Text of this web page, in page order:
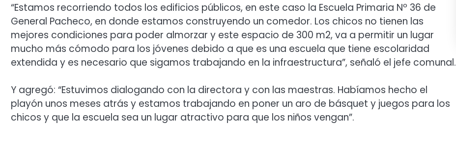
“Estamos recorriendo todos los edificios públicos, en este caso la Escuela Primaria Nº 36 de
General Pacheco, en donde estamos construyendo un comedor. Los chicos no tienen las
mejores condiciones para poder almorzar y este espacio de 300 m2, va a permitir un lugar
mucho más cómodo para los jóvenes debido a que es una escuela que tiene escolaridad
extendida y es necesario que sigamos trabajando en la infraestructura”, señaló el jefe comunal.
Y agregó: “Estuvimos dialogando con la directora y con las maestras. Habíamos hecho el
playón unos meses atrás y estamos trabajando en poner un aro de básquet y juegos para los
chicos y que la escuela sea un lugar atractivo para que los niños vengan”.